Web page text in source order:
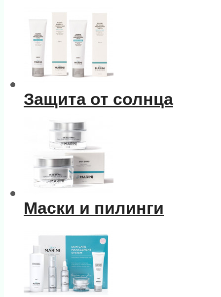
Защита от солнца
Маски и пилинги